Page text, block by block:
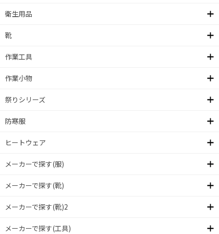
衛生用品
靴
作業工具
作業小物
祭りシリーズ
防寒服
ヒートウェア
メーカーで探す(服)
メーカーで探す(靴)
メーカーで探す(靴)2
メーカーで探す(工具)